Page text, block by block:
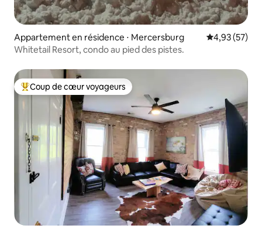
Appartement en résidence ⋅ Mercersburg Évaluation
4,93 (57)
Whitetail Resort, condo au pied des pistes.
Coups de cœur voyageurs les plus appréciés
Coup de cœur voyageurs